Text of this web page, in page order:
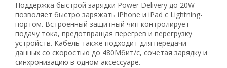
Поддержка быстрой зарядки Power Delivery до 20W
позволяет быстро заряжать iPhone и iPad с Lightning-
портом. Встроенный защитный чип контролирует
подачу тока, предотвращая перегрев и перегрузку
устройств. Кабель также подходит для передачи
данных со скоростью до 480Мбит/с, сочетая зарядку и
синхронизацию в одном аксессуаре.